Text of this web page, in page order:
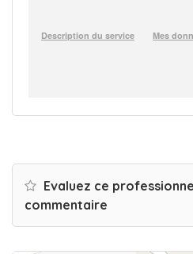
Evaluez ce
commentaire